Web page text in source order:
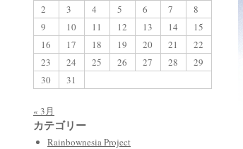
2
3 4 5 6 7
8
9
10 11 12 13 14
15
16
17 18 19 20 21
22
23
24 25 26 27 28
29
30
31
« 3月
カテゴリー
Rainbownesia Project